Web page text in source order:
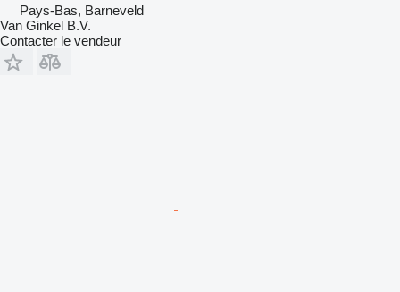
Pays-Bas, Barneveld
Van Ginkel B.V.
Contacter le vendeur